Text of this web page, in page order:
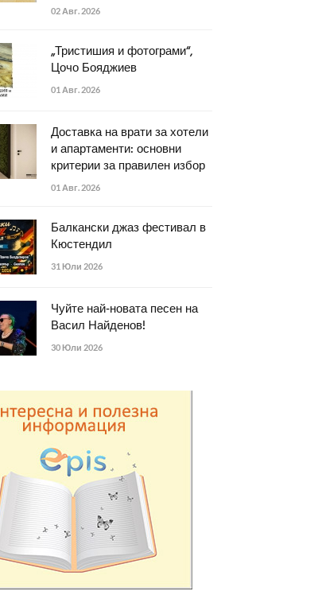
02 Авг. 2026
„Тристишия и фотограми“,
Цочо Бояджиев
01 Авг. 2026
Доставка на врати за хотели
и апартаменти: основни
критерии за правилен избор
01 Авг. 2026
Балкански джаз фестивал в
Кюстендил
31 Юли 2026
Чуйте най-новата песен на
Васил Найденов!
30 Юли 2026